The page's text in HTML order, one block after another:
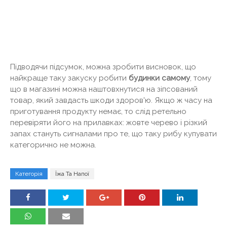
Підводячи підсумок, можна зробити висновок, що
найкраще таку закуску робити будинки самому, тому
що в магазині можна наштовхнутися на зіпсований
товар, який завдасть шкоди здоров'ю. Якщо ж часу на
приготування продукту немає, то слід ретельно
перевіряти його на прилавках: жовте черево і різкий
запах стануть сигналами про те, що таку рибу купувати
категорично не можна.
Категорія Їжа Та Напої